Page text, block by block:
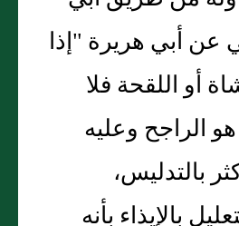
عن أبي هريرة "إذا
أو اللقحة فلا
الراجح وعليه
بالتدليس،
بالإيذاء بأنه